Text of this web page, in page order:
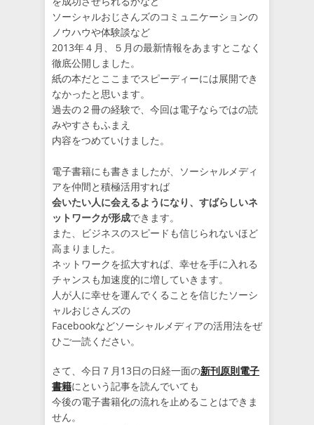
ソーシャルおじさんズのコミュニケーションの
ノウハウや体験談など
2013年４月、５月の最新情報をあますとこなく
徹底公開しました。
紙の本だとここまでスピーディーには展開でき
なかったと思います。
過去の２冊の経験で、今回は電子ならではの読
みやすさもふまえ
内容をつめていけました。
電子書籍にも書きましたが、ソーシャルメディ
アを仲間と積極活用すれば
会いたい人に会えるようになり、すばらしいネ
ットワークが形成できます。
また、ビジネスのスピードも信じられないほど
高まりました。
ネットワークを拡大すれば、幸せを手に入れる
チャンスも加速度的に増していきます。
人が人に幸せを運んでくることを信じたソーシ
ャルおじさんズの
Facebookなどソーシャルメディアの活用法をぜ
ひご一読ください。
さて、今日７月13日の日経一面の新刊原則電子
書籍にという記事を読んでいても
今後の電子書籍化の流れを止めることはできま
せん。